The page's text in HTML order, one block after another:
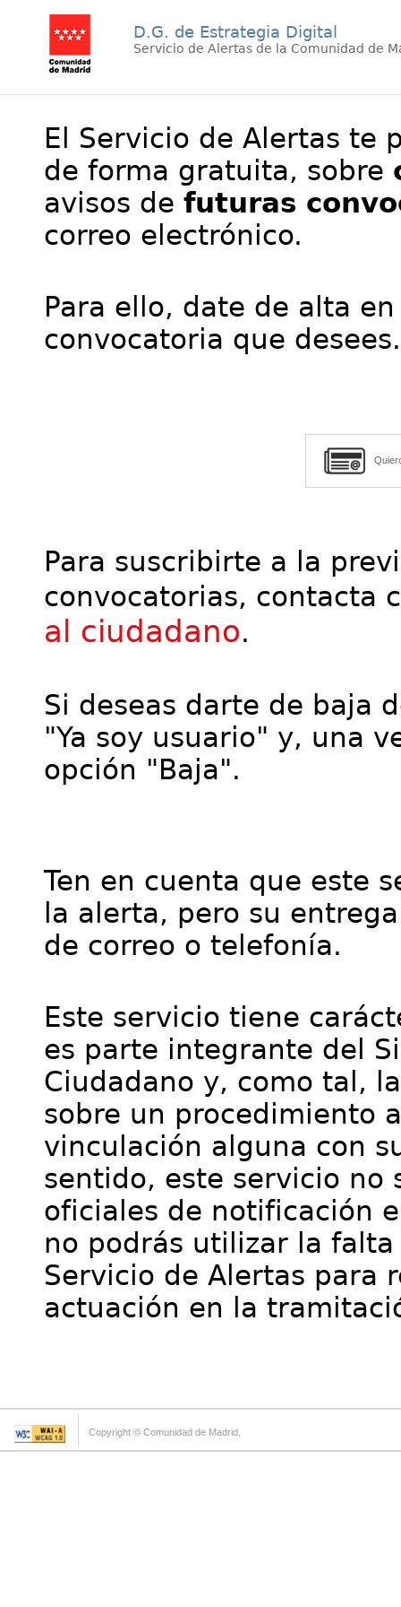
D.G. de Estrategia Digital
Servicio de Alertas de la Comunidad de
El Servicio de Alertas te
de forma gratuita, sobre
avisos de futuras
correo electrónico.
Para ello, date de alta
convocatoria que desees.
Para suscribirte a la
convocatorias, contacta
al ciudadano.
Si deseas darte de baja
"Ya soy usuario" y, una
opción "Baja".
Ten en cuenta que este
la alerta, pero su
de correo o telefonía.
Este servicio tiene
es parte integrante del
Ciudadano y, como tal,
sobre un procedimiento
vinculación alguna con
sentido, este servicio no
oficiales de notificación
no podrás utilizar la
Servicio de Alertas para
actuación en la
Copyright © Comunidad de Madrid.